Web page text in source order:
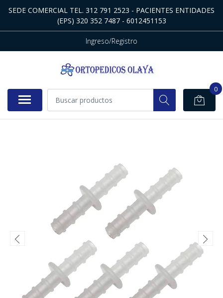
SEDE COMERCIAL TEL. 312 791 2523 - PACIENTES ENTIDADES
(EPS) 320 352 7487 - 6012451153
Ingreso/Registro
0